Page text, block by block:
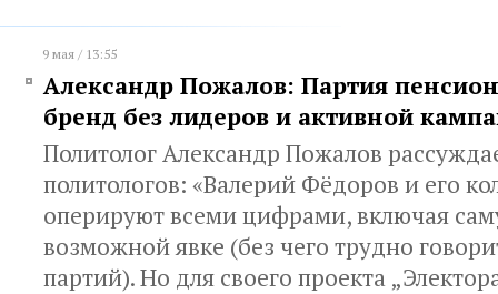
9 мая / 13:55
Александр Пожалов: Партия
бренд без лидеров и активной
Политолог Александр Пожалов
политологов: «Валерий Фёдоров и его
оперируют всеми цифрами, включая
возможной явке (без чего трудно
партий). Но для своего проекта